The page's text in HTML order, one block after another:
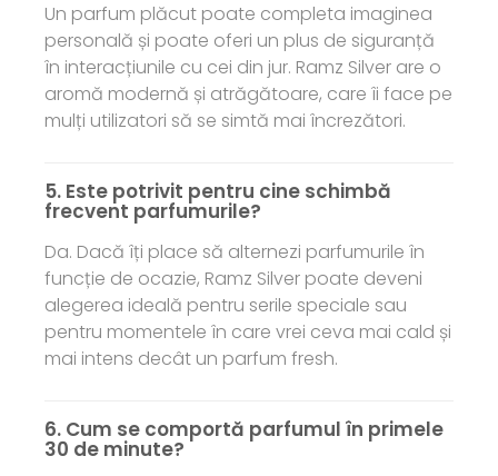
Un parfum plăcut poate completa imaginea
personală și poate oferi un plus de siguranță
în interacțiunile cu cei din jur. Ramz Silver are o
aromă modernă și atrăgătoare, care îi face pe
mulți utilizatori să se simtă mai încrezători.
5. Este potrivit pentru cine schimbă
frecvent parfumurile?
Da. Dacă îți place să alternezi parfumurile în
funcție de ocazie, Ramz Silver poate deveni
alegerea ideală pentru serile speciale sau
pentru momentele în care vrei ceva mai cald și
mai intens decât un parfum fresh.
6. Cum se comportă parfumul în primele
30 de minute?